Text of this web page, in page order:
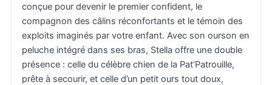
conçue pour devenir le premier confident, le
compagnon des câlins réconfortants et le témoin des
exploits imaginés par votre enfant. Avec son ourson en
peluche intégré dans ses bras, Stella offre une double
présence : celle du célèbre chien de la Pat’Patrouille,
prête à secourir, et celle d’un petit ours tout doux,